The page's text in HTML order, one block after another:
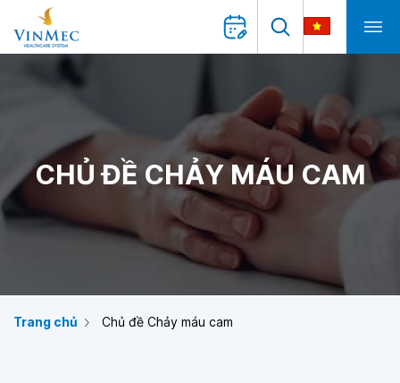
CHỦ ĐỀ CHẢY MÁU CAM
Trang chủ Chủ đề Chảy máu cam